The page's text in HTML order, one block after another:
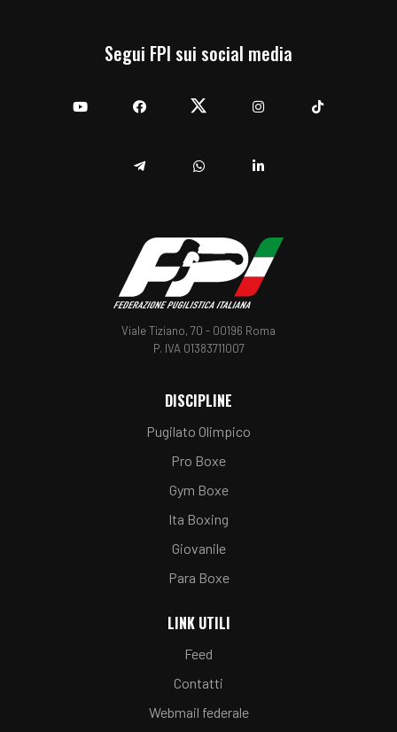
Segui FPI sui social media
Viale Tiziano, 70 - 00196 Roma
P. IVA 01383711007
DISCIPLINE
Pugilato Olimpico
Pro Boxe
Gym Boxe
Ita Boxing
Giovanile
Para Boxe
LINK UTILI
Feed
Contatti
Webmail federale